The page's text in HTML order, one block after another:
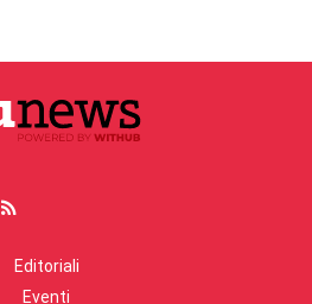
Editoriali
Eventi